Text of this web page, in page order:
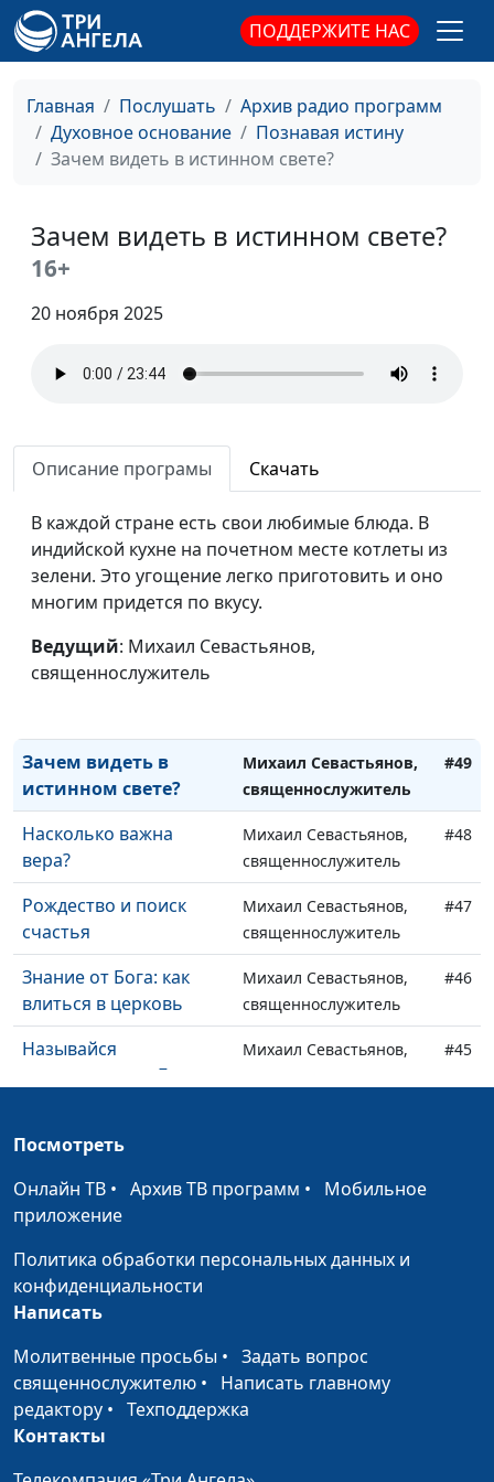
ПОДДЕРЖИТЕ НАС
Главная Послушать
Архив радио программ
Духовное основание
Познавая истину
Зачем видеть в истинном свете?
Зачем видеть в истинном свете?
16+
20 ноября 2025
Описание програмы Скачать
В каждой стране есть свои любимые блюда. В
индийской кухне на почетном месте котлеты из
зелени. Это угощение легко приготовить и оно
многим придется по вкусу.
Ведущий: Михаил Севастьянов,
священнослужитель
Сотворение мира или
эволюция?
Михаил Севастьянов,
священнослужитель
#59
недостойных
священнослужитель
Что оскверняет
Михаил Севастьянов,
Предназначение:
рожденный летать
Михаил Севастьянов,
#56
На горе
Преображения
На пути к
Михаил Севастьянов,
Пасха — Христос,
закланный за нас
священнослужитель
Мы — дети, мы — не
боги
Михаил Севастьянов,
священнослужитель
Не нужно бояться
бури, если в лодке —
Иисус
Михаил Севастьянов,
священнослужитель
Верить никогда не
Зачем видеть в
истинном свете?
Михаил Севастьянов,
священнослужитель
#49
Насколько важна
вера?
Михаил Севастьянов,
священнослужитель
#48
Рождество и поиск
счастья
Михаил Севастьянов,
священнослужитель
#47
Знание от Бога: как
влиться в церковь
Михаил Севастьянов,
священнослужитель
#46
Называйся
христианином. Будь
Михаил Севастьянов,
#45
Ценность человека:
Когда можно все
Как увидеть Бога?
Бог и Его церковь:
супружеские
отношения
Михаил Севастьянов,
священнослужитель
Посмотреть
Онлайн ТВ • Архив ТВ программ • Мобильное
приложение
Политика обработки персональных данных и
конфиденциальности
Написать
Молитвенные просьбы • Задать вопрос
священнослужителю • Написать главному
редактору • Техподдержка
Контакты